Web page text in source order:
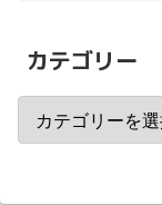
カテゴリー